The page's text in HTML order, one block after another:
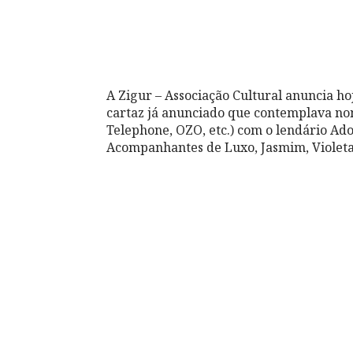
A Zigur – Associação Cultural anuncia
cartaz já anunciado que contemplava
Telephone, OZO, etc.) com o lendário
Acompanhantes de Luxo, Jasmim,